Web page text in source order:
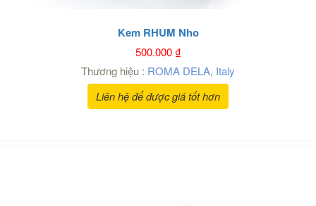
Kem RHUM Nho
500.000₫
Thương hiệu : ROMA DELA, Italy
Liên hệ để được giá tốt hơn